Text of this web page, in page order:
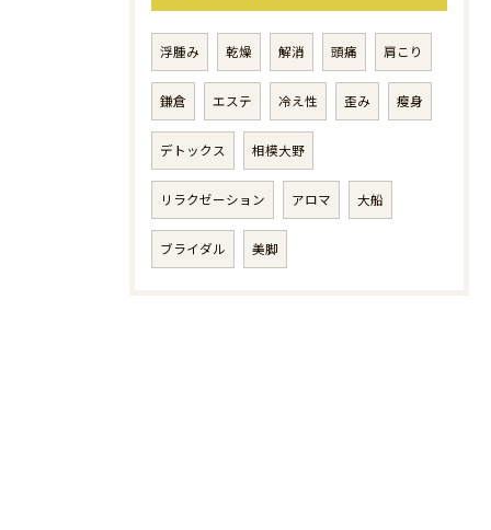
浮腫み 乾燥 解消 頭痛 肩こり
鎌倉 エステ 冷え性 歪み 瘦身
デトックス 相模大野
リラクゼーション アロマ 大船
ブライダル 美脚